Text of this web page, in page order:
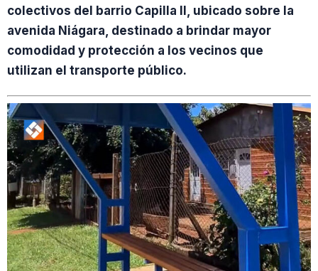
colectivos del barrio Capilla II, ubicado sobre la
avenida Niágara, destinado a brindar mayor
comodidad y protección a los vecinos que
utilizan el transporte público.